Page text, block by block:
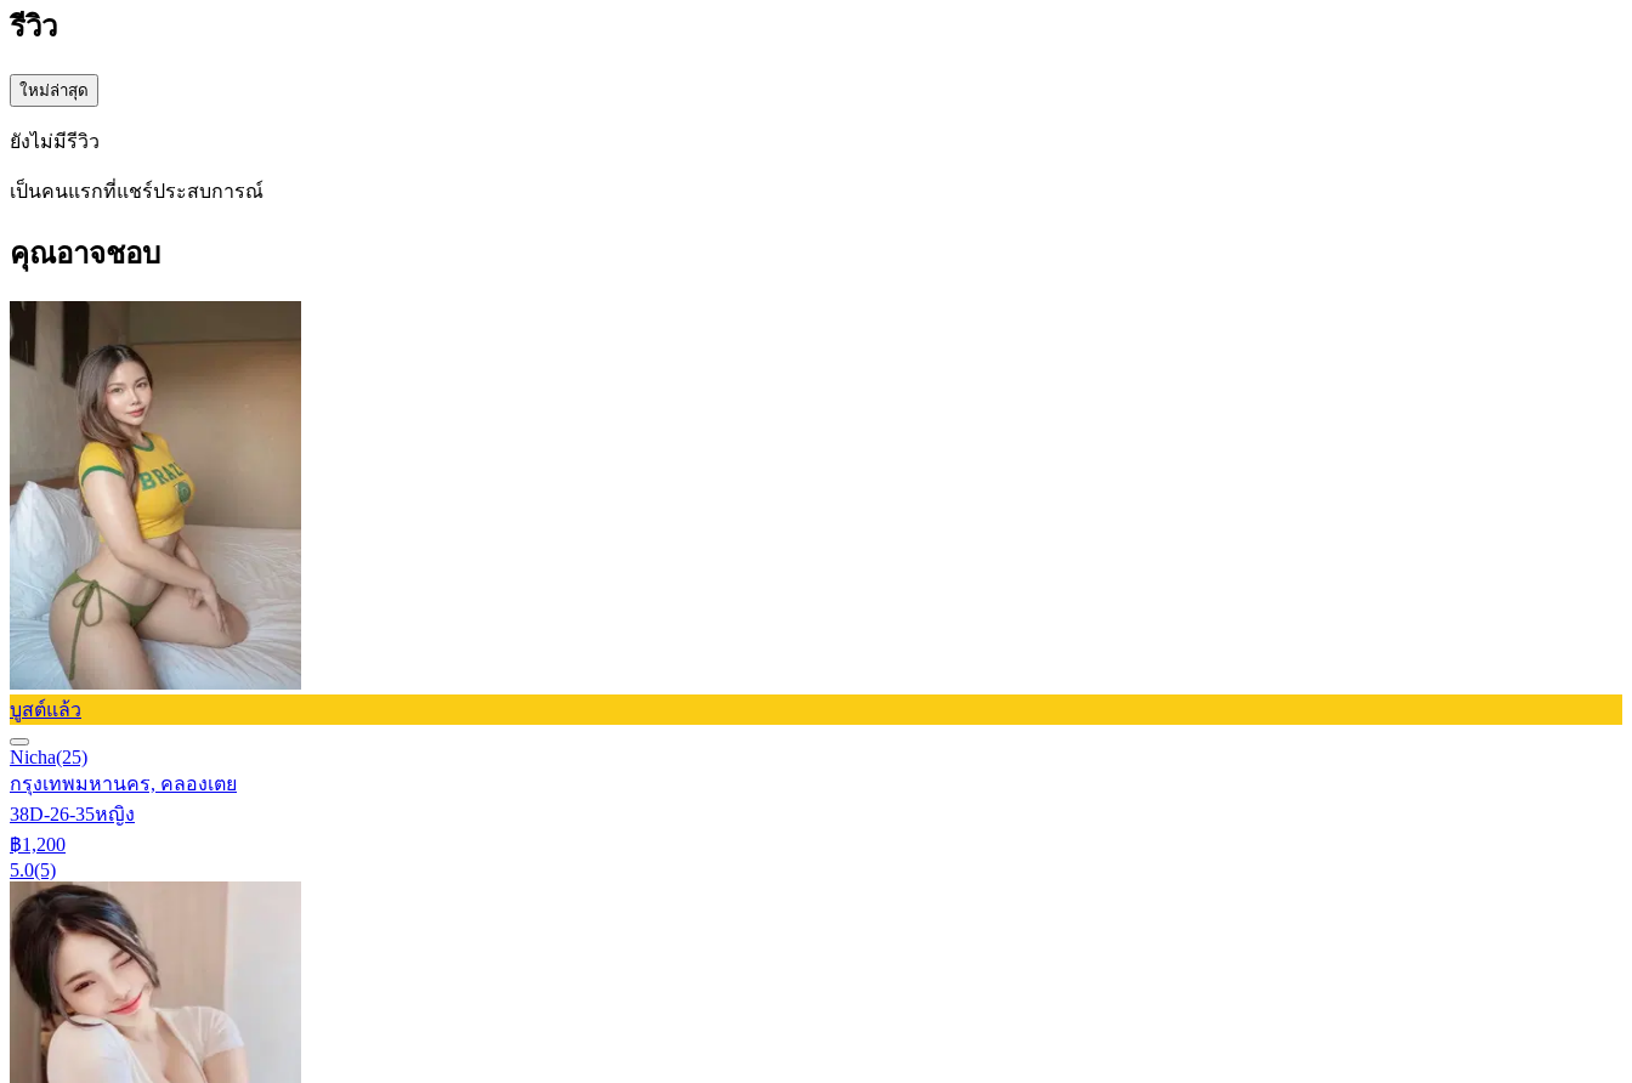
รีวิว
ใหม่ล่าสุด
ยังไม่มีรีวิว
เป็นคนแรกที่แชร์ประสบการณ์
คุณอาจชอบ
บูสต์แล้ว
Nicha(25)
กรุงเทพมหานคร, คลองเตย
38D-26-35หญิง
฿1,200
5.0(5)